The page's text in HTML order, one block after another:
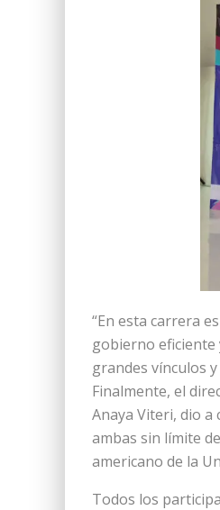
“En esta carrera
gobierno eficiente
grandes vínculos
Finalmente, el
Anaya Viteri, dio a
ambas sin límite
americano de la
Todos los